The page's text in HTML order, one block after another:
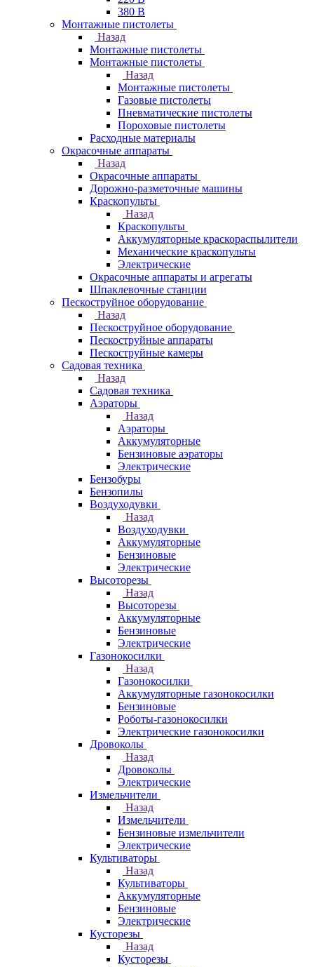
380 В
Монтажные пистолеты
Назад
Монтажные пистолеты
Монтажные пистолеты
Назад
Монтажные пистолеты
Газовые пистолеты
Пневматические пистолеты
Пороховые пистолеты
Расходные материалы
Окрасочные аппараты
Назад
Окрасочные аппараты
Дорожно-разметочные машины
Краскопульты
Назад
Краскопульты
Аккумуляторные краскораспылители
Механические краскопульты
Электрические
Окрасочные аппараты и агрегаты
Шпаклевочные станции
Пескоструйное оборудование
Назад
Пескоструйное оборудование
Пескоструйные аппараты
Пескоструйные камеры
Садовая техника
Назад
Садовая техника
Аэраторы
Назад
Аэраторы
Аккумуляторные
Бензиновые аэраторы
Электрические
Бензобуры
Бензопилы
Воздуходувки
Назад
Воздуходувки
Аккумуляторные
Бензиновые
Электрические
Высоторезы
Назад
Высоторезы
Аккумуляторные
Бензиновые
Электрические
Газонокосилки
Назад
Газонокосилки
Аккумуляторные газонокосилки
Бензиновые
Роботы-газонокосилки
Электрические газонокосилки
Дровоколы
Назад
Дровоколы
Электрические
Измельчители
Назад
Измельчители
Бензиновые измельчители
Электрические
Культиваторы
Назад
Культиваторы
Аккумуляторные
Бензиновые
Электрические
Кусторезы
Назад
Кусторезы